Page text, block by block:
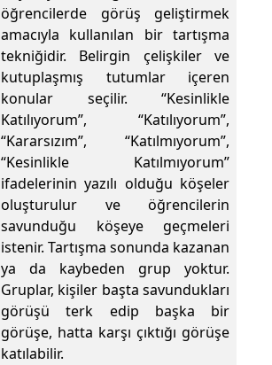
öğrencilerde görüş geliştirmek
amacıyla kullanılan bir tartışma
tekniğidir. Belirgin çelişkiler ve
kutuplaşmış tutumlar içeren
konular seçilir. “Kesinlikle
Katılıyorum”, “Katılıyorum”,
“Kararsızım”, “Katılmıyorum”,
“Kesinlikle Katılmıyorum”
ifadelerinin yazılı olduğu köşeler
oluşturulur ve öğrencilerin
savunduğu köşeye geçmeleri
istenir. Tartışma sonunda kazanan
ya da kaybeden grup yoktur.
Gruplar, kişiler başta savundukları
görüşü terk edip başka bir
görüşe, hatta karşı çıktığı görüşe
katılabilir.